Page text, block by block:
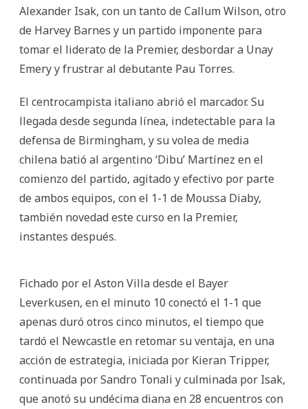
Alexander Isak, con un tanto de Callum Wilson, otro
de Harvey Barnes y un partido imponente para
tomar el liderato de la Premier, desbordar a Unay
Emery y frustrar al debutante Pau Torres.
El centrocampista italiano abrió el marcador. Su
llegada desde segunda línea, indetectable para la
defensa de Birmingham, y su volea de media
chilena batió al argentino ‘Dibu’ Martínez en el
comienzo del partido, agitado y efectivo por parte
de ambos equipos, con el 1-1 de Moussa Diaby,
también novedad este curso en la Premier,
instantes después.
Fichado por el Aston Villa desde el Bayer
Leverkusen, en el minuto 10 conectó el 1-1 que
apenas duró otros cinco minutos, el tiempo que
tardó el Newcastle en retomar su ventaja, en una
acción de estrategia, iniciada por Kieran Tripper,
continuada por Sandro Tonali y culminada por Isak,
que anotó su undécima diana en 28 encuentros con